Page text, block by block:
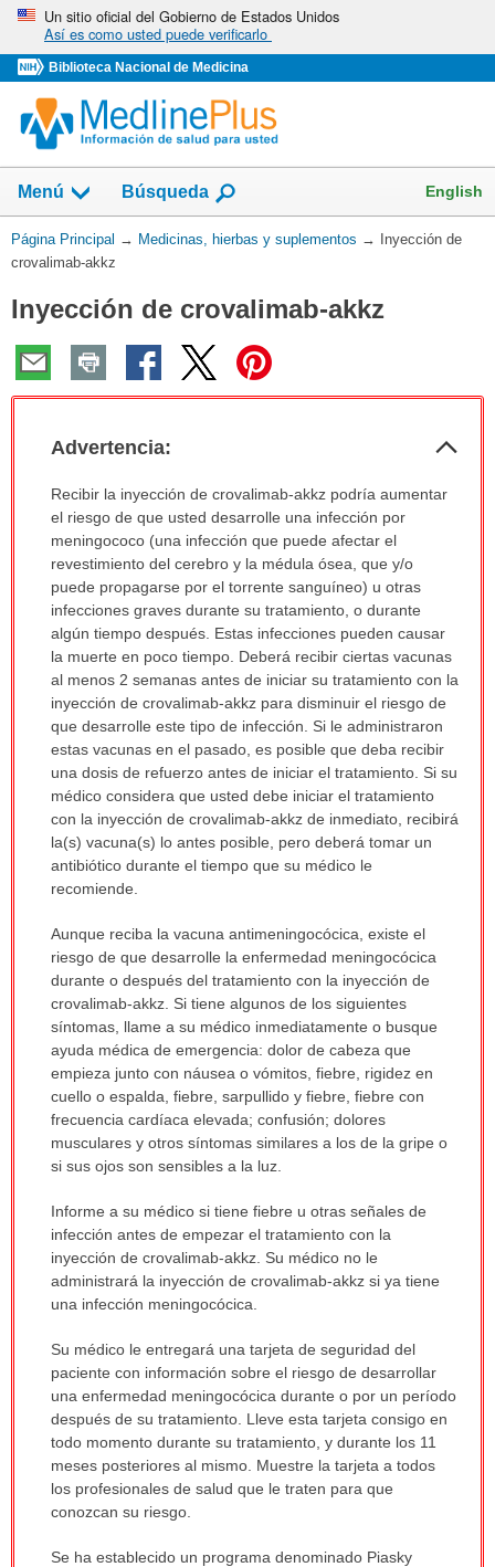
Omita
vaya
al
Contenido
Un sitio oficial del Gobierno de Estados Unidos
Así es como usted puede verificarlo
Biblioteca Nacional de Medicina
Menú
Mostrar
campo
de
Búsqueda English
Usted
está
Página Principal → Medicinas, hierbas y suplementos → Inyección de
crovalimab-akkz
Inyección de crovalimab-akkz
Advertencia:
Advertencia:
sido
extendido.
Recibir la inyección de crovalimab-akkz podría aumentar
el riesgo de que usted desarrolle una infección por
meningococo (una infección que puede afectar el
revestimiento del cerebro y la médula ósea, que y/o
puede propagarse por el torrente sanguíneo) u otras
infecciones graves durante su tratamiento, o durante
algún tiempo después. Estas infecciones pueden causar
la muerte en poco tiempo. Deberá recibir ciertas vacunas
al menos 2 semanas antes de iniciar su tratamiento con la
inyección de crovalimab-akkz para disminuir el riesgo de
que desarrolle este tipo de infección. Si le administraron
estas vacunas en el pasado, es posible que deba recibir
una dosis de refuerzo antes de iniciar el tratamiento. Si su
médico considera que usted debe iniciar el tratamiento
con la inyección de crovalimab-akkz de inmediato, recibirá
la(s) vacuna(s) lo antes posible, pero deberá tomar un
antibiótico durante el tiempo que su médico le
recomiende.
Aunque reciba la vacuna antimeningocócica, existe el
riesgo de que desarrolle la enfermedad meningocócica
durante o después del tratamiento con la inyección de
crovalimab-akkz. Si tiene algunos de los siguientes
síntomas, llame a su médico inmediatamente o busque
ayuda médica de emergencia: dolor de cabeza que
empieza junto con náusea o vómitos, fiebre, rigidez en
cuello o espalda, fiebre, sarpullido y fiebre, fiebre con
frecuencia cardíaca elevada; confusión; dolores
musculares y otros síntomas similares a los de la gripe o
si sus ojos son sensibles a la luz.
Informe a su médico si tiene fiebre u otras señales de
infección antes de empezar el tratamiento con la
inyección de crovalimab-akkz. Su médico no le
administrará la inyección de crovalimab-akkz si ya tiene
una infección meningocócica.
Su médico le entregará una tarjeta de seguridad del
paciente con información sobre el riesgo de desarrollar
una enfermedad meningocócica durante o por un período
después de su tratamiento. Lleve esta tarjeta consigo en
todo momento durante su tratamiento, y durante los 11
meses posteriores al mismo. Muestre la tarjeta a todos
los profesionales de salud que le traten para que
conozcan su riesgo.
Se ha establecido un programa denominado Piasky